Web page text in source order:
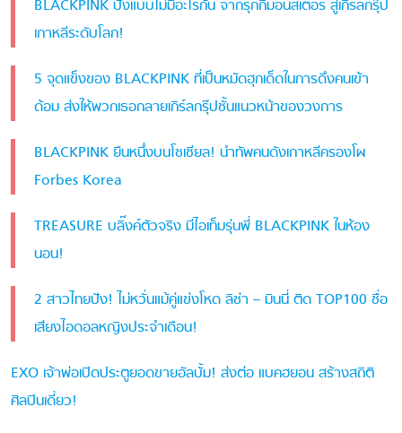
BLACKPINK ปังแบบไม่มีอะไรกั้น จากรุกกี้มอนสเตอร์ สู่เกิร์ลกรุ๊ป
เกาหลีระดับโลก!
5 จุดแข็งของ BLACKPINK ที่เป็นหมัดฮุกเด็ดในการดึงคนเข้า
ด้อม ส่งให้พวกเธอกลายเกิร์ลกรุ๊ปชั้นแนวหน้าของวงการ
BLACKPINK ยืนหนึ่งบนโซเชียล! นำทัพคนดังเกาหลีครองโผ
Forbes Korea
TREASURE บลิ๊งค์ตัวจริง มีไอเท็มรุ่นพี่ BLACKPINK ในห้อง
นอน!
2 สาวไทยปัง! ไม่หวั่นแม้คู่แข่งโหด ลิซ่า – มินนี่ ติด TOP100 ชื่อ
เสียงไอดอลหญิงประจำเดือน!
EXO เจ้าพ่อเปิดประตูยอดขายอัลบั้ม! ส่งต่อ แบคฮยอน สร้างสถิติ
ศิลปินเดี่ยว!